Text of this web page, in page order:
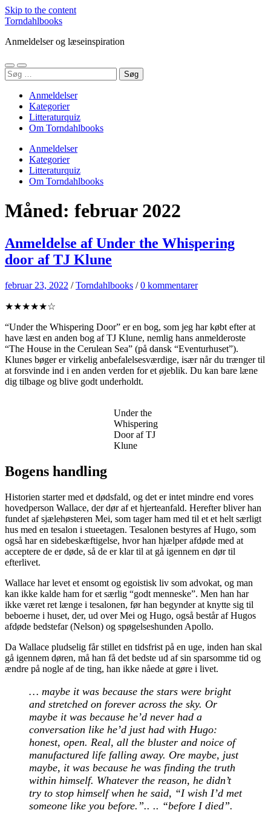
Skip to the content
Torndahlbooks
Anmeldelser og læseinspiration
Toggle
mobile
Toggle
search
Søg
efter:
Anmeldelser
Kategorier
Litteraturquiz
Om Torndahlbooks
Anmeldelser
Kategorier
Litteraturquiz
Om Torndahlbooks
Måned: februar 2022
Anmeldelse af Under the Whispering
door af TJ Klune
februar 23, 2022 /Torndahlbooks /0 kommentarer
★★★★★☆
“Under the Whispering Door” er en bog, som jeg har købt efter at
have læst en anden bog af TJ Klune, nemlig hans anmelderoste
“The House in the Cerulean Sea” (på dansk “Eventurhuset”).
Klunes bøger er virkelig anbefalelsesværdige, især når du trænger til
at forsvinde ind i en anden verden for et øjeblik. Du kan bare læne
dig tilbage og blive godt underholdt.
Under the
Whispering
Door af TJ
Klune
Bogens handling
Historien starter med et dødsfald, og det er intet mindre end vores
hovedperson Wallace, der dør af et hjerteanfald. Herefter bliver han
fundet af sjælehøsteren Mei, som tager ham med til et et helt særligt
hus med en tesalon i stueetagen. Tesalonen bestyres af Hugo, som
også har en sidebeskæftigelse, hvor han hjælper afdøde med at
acceptere de er døde, så de er klar til at gå igennem en dør til
efterlivet.
Wallace har levet et ensomt og egoistisk liv som advokat, og man
kan ikke kalde ham for et særlig “godt menneske”. Men han har
ikke været ret længe i tesalonen, før han begynder at knytte sig til
beboerne i huset, der, ud over Mei og Hugo, også består af Hugos
afdøde bedstefar (Nelson) og spøgelseshunden Apollo.
Da Wallace pludselig får stillet en tidsfrist på en uge, inden han skal
gå igennem døren, må han få det bedste ud af sin sparsomme tid og
ændre på nogle af de ting, han ikke nåede at gøre i livet.
… maybe it was because the stars were bright
and stretched on forever across the sky. Or
maybe it was because he’d never had a
conversation like he’d just had with Hugo:
honest, open. Real, all the bluster and noice of
manufactured life falling away. Ore maybe, just
maybe, it was because he was finding the truth
within himself. Whatever the reason, he didn’t
try to stop himself when he said, “I wish I’d met
someone like you before.”.. .. “before I died”.